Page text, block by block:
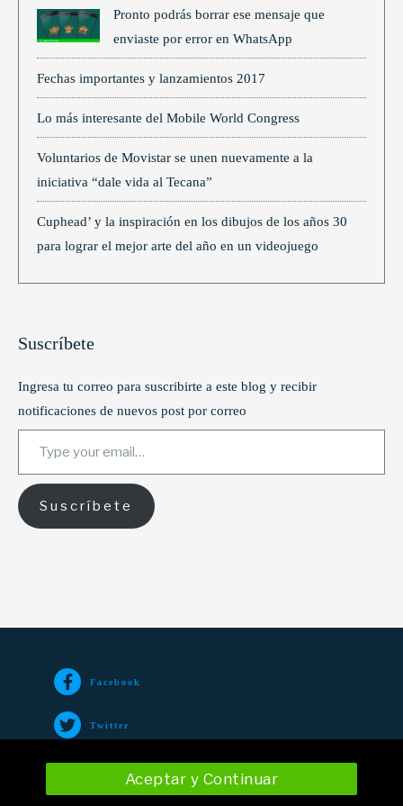
Pronto podrás borrar ese mensaje que
enviaste por error en WhatsApp
Fechas importantes y lanzamientos 2017
Lo más interesante del Mobile World Congress
Voluntarios de Movistar se unen nuevamente a la
iniciativa “dale vida al Tecana”
Cuphead’ y la inspiración en los dibujos de los años 30
para lograr el mejor arte del año en un videojuego
Suscríbete
Ingresa tu correo para suscribirte a este blog y recibir
notificaciones de nuevos post por correo
Type your email…
Suscríbete
Facebook
Twitter
Aceptar y Continuar